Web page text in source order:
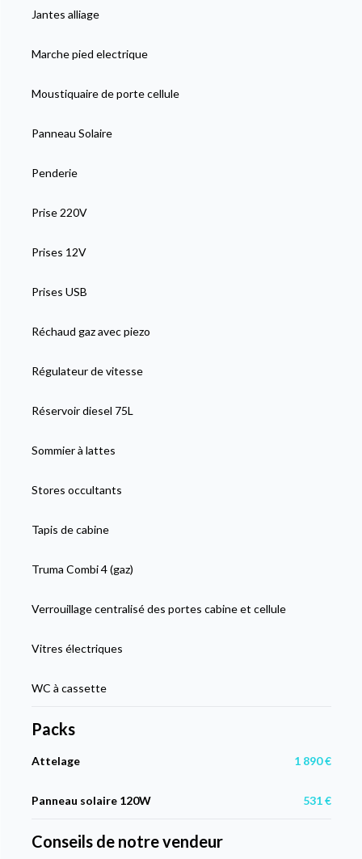
Jantes alliage
Marche pied electrique
Moustiquaire de porte cellule
Panneau Solaire
Penderie
Prise 220V
Prises 12V
Prises USB
Réchaud gaz avec piezo
Régulateur de vitesse
Réservoir diesel 75L
Sommier à lattes
Stores occultants
Tapis de cabine
Truma Combi 4 (gaz)
Verrouillage centralisé des portes cabine et cellule
Vitres électriques
WC à cassette
Packs
Attelage 1 890 €
Panneau solaire 120W 531 €
Conseils de notre vendeur